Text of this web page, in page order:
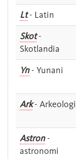
Lt- Latin
Skot-
Skotlandia
Yn- Yunani
Ark- Arkeologi
Astron-
astronomi